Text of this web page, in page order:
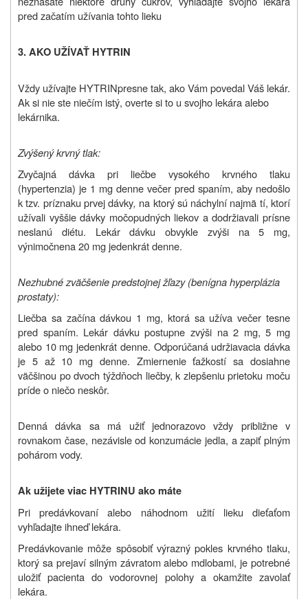
pred začatím užívania tohto lieku
3. AKO UŽÍVAŤ HYTRIN
Vždy užívajte HYTRINpresne tak, ako Vám povedal Váš lekár.
Ak si nie ste niečím istý, overte si to u svojho lekára alebo
lekárnika.
Zvýšený krvný tlak:
Zvyčajná dávka pri liečbe vysokého krvného tlaku
(hypertenzia) je 1 mg denne večer pred spaním, aby nedošlo
k tzv. príznaku prvej dávky, na ktorý sú náchylní najmä tí, ktorí
užívali vyššie dávky močopudných liekov a dodržiavali prísne
neslanú diétu. Lekár dávku obvykle zvýši na 5 mg,
výnimočnena 20 mg jedenkrát denne.
Nezhubné zväčšenie predstojnej žľazy (benígna hyperplázia
prostaty):
Liečba sa začína dávkou 1 mg, ktorá sa užíva večer tesne
pred spaním. Lekár dávku postupne zvýši na 2 mg, 5 mg
alebo 10 mg jedenkrát denne. Odporúčaná udržiavacia dávka
je 5 až 10 mg denne. Zmiernenie ťažkostí sa dosiahne
väčšinou po dvoch týždňoch liečby, k zlepšeniu prietoku moču
príde o niečo neskôr.
Denná dávka sa má užiť jednorazovo vždy približne v
rovnakom čase, nezávisle od konzumácie jedla, a zapiť plným
pohárom vody.
Ak užijete viac HYTRINU ako máte
Pri predávkovaní alebo náhodnom užití lieku dieťaťom
vyhľadajte ihneď lekára.
Predávkovanie môže spôsobiť výrazný pokles krvného tlaku,
ktorý sa prejaví silným závratom alebo mdlobami, je potrebné
uložiť pacienta do vodorovnej polohy a okamžite zavolať
lekára.